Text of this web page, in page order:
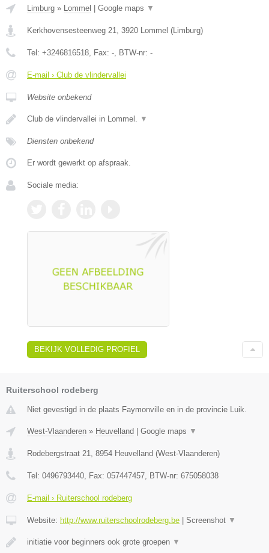
Limburg » Lommel Google maps ▼
Kerkhovensesteenweg 21 3920 Lommel ( Limburg)
Tel: +3246816518 , Fax: - , BTW-nr: -
E-mail › Club de vlindervallei
Website onbekend
Club de vlindervallei in Lommel. ▼
Diensten onbekend
Er wordt gewerkt op afspraak.
Sociale media:
BEKIJK VOLLEDIG PROFIEL
Ruiterschool rodeberg
Niet gevestigd in de plaats Faymonville en in de provincie Luik.
West-Vlaanderen » Heuvelland | Google maps ▼
Rodebergstraat 21 8954 Heuvelland (West-Vlaanderen)
Tel: 0496793440 , Fax: 057447457 , BTW-nr: 675058038
E-mail › Ruiterschool rodeberg
Website: http://www.ruiterschoolrodeberg.be | Screenshot ▼
initiatie voor beginners ook grote groepen ▼